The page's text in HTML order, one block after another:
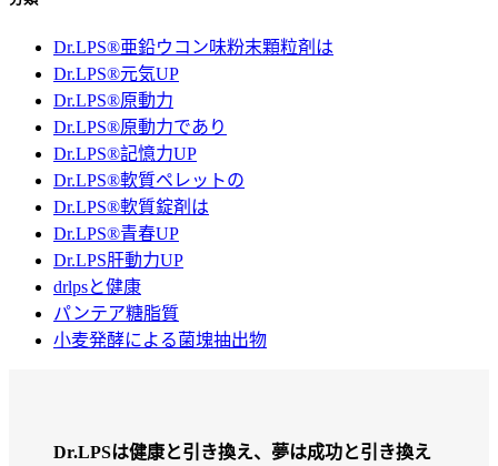
Dr.LPS®亜鉛ウコン味粉末顆粒剤は
Dr.LPS®元気UP
Dr.LPS®原動力
Dr.LPS®原動力であり
Dr.LPS®記憶力UP
Dr.LPS®軟質ペレットの
Dr.LPS®軟質錠剤は
Dr.LPS®青春UP
Dr.LPS肝動力UP
drlpsと健康
パンテア糖脂質
小麦発酵による菌塊抽出物
Dr.LPSは健康と引き換え、夢は成功と引き換え